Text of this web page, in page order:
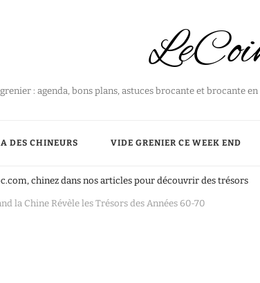
: agenda, bons plans, astuces brocante et brocante
DES CHINEURS VIDE GRENIER CE WEEK END
chinez dans nos articles pour découvrir des trésors
la Chine Révèle les Trésors des Années 60-70